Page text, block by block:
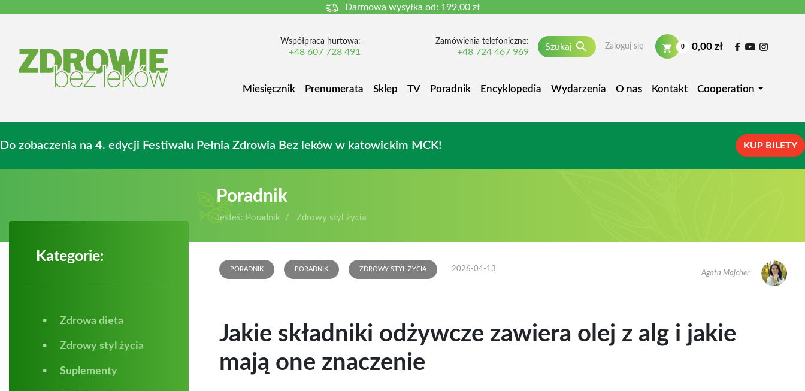
Darmowa wysyłka od: 199,00 zł
Współpraca hurtowa:
+48 607 728 491
Zamówienia telefoniczne:
+48 724 467 969
Szukaj  Zaloguj się 0 0,00 zł
Miesięcznik Prenumerata Sklep TV Poradnik Encyklopedia Wydarzenia O nas Kontakt Cooperation
Do zobaczenia na 4. edycji Festiwalu Pełnia Zdrowia Bez leków w katowickim MCK! KUP BILETY
Poradnik
Jesteś: Poradnik Zdrowy styl życia
Kategorie:
Zdrowa dieta
Zdrowy styl życia
Suplementy
PORADNIK PORADNIK ZDROWY STYL ŻYCIA 2026-04-13 Agata Majcher
Jakie składniki odżywcze zawiera olej z alg i jakie
mają one znaczenie